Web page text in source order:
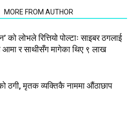
MORE FROM AUTHOR
को लोभले रित्तियो पोल्टाः साइबर ठगलाई
र साथीसँग मागेका थिए ९ लाख
ठगी, मृतक व्यक्तिकै नाममा औंठाछाप